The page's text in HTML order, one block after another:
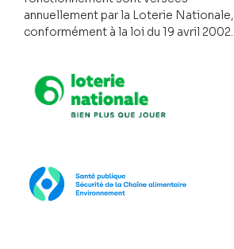
annuellement par la Loterie Nationale,
conformément à la loi du 19 avril 2002.
Loterie Nationale